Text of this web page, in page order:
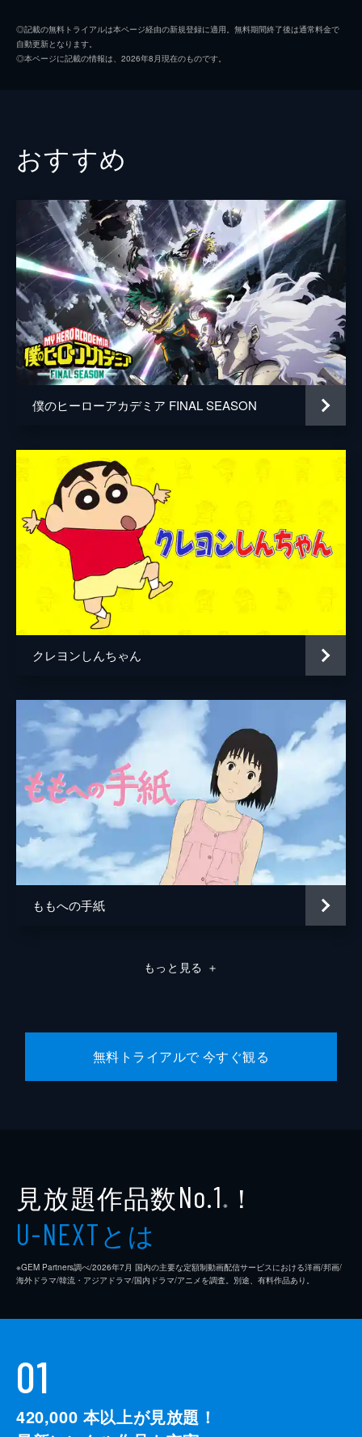
監督 新海誠
脚本 新海誠
原作 新海誠
音楽 RADWIMPS
演出 徳野悠我
居村健治
アニメーション制作 コミックス・ウェーブ・フィルム
川口典孝
◎記載の無料トライアルは本ページ経由の新規登録に適用。無料期間終了後は通常料金で
自動更新となります。
◎本ページに記載の情報は、2026年8月現在のものです。
おすすめ
僕のヒーローアカデミア FINAL SEASON
クレヨンしんちゃん
ももへの手紙
もっと見る ＋
無料トライアルで 今すぐ観る
見放題作品数No.1 ※ ！
U-NEXTとは
※GEM Partners調べ/2026年7⽉ 国内の主要な定額制動画配信サービスにおける洋画/邦画/
海外ドラマ/韓流・アジアドラマ/国内ドラマ/アニメを調査。別途、有料作品あり。
01
420,000 本以上が見放題！